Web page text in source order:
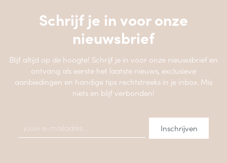
Schrijf je in voor onze
nieuwsbrief
Blijf altijd op de hoogte! Schrijf je in voor onze nieuwsbrief en
ontvang als eerste het laatste nieuws, exclusieve
aanbiedingen en handige tips rechtstreeks in je inbox. Mis
niets en blijf verbonden!